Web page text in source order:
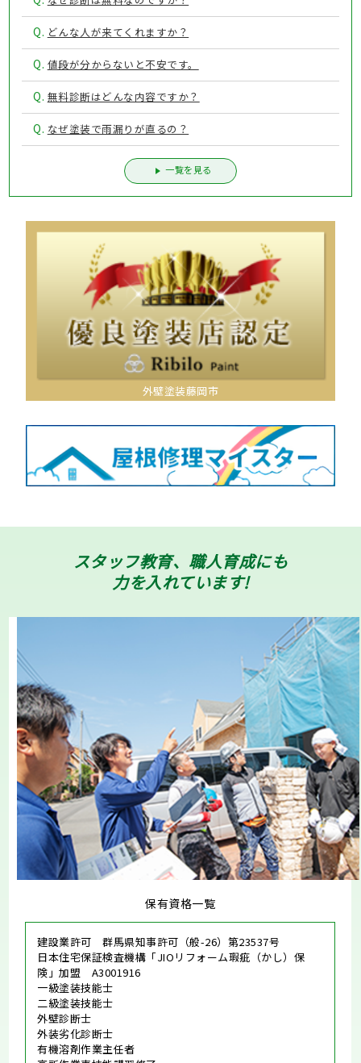
Q. どんな人が来てくれますか？
Q. 値段が分からないと不安です。
Q. 無料診断はどんな内容ですか？
Q. なぜ塗装で雨漏りが直るの？
一覧を見る
外壁塗装藤岡市
スタッフ教育、職人育成にも
力を入れています!
保有資格一覧
建設業許可 群馬県知事許可（般-26）第23537号
日本住宅保証検査機構「JIOリフォーム瑕疵（かし）保
険」加盟 A3001916
一級塗装技能士
二級塗装技能士
外壁診断士
外装劣化診断士
有機溶剤作業主任者